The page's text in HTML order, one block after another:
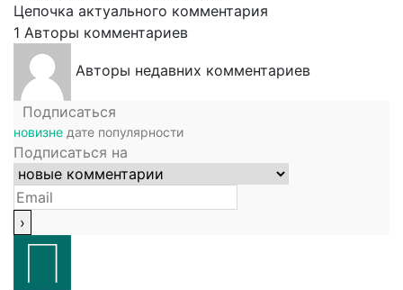
Цепочка актуального комментария
1 Авторы комментариев
Авторы недавних комментариев
Подписаться
новизне дате популярности
Подписаться на